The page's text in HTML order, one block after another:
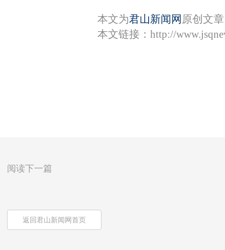
本文为君山新闻网 原创文
本文链接： http://
阅读下一篇
返回君山新闻网首页